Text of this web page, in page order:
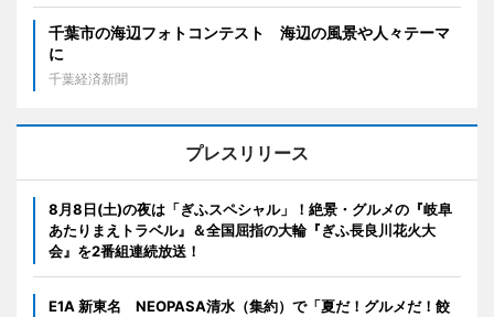
千葉市の海辺フォトコンテスト 海辺の風景や人々テーマ
に
千葉経済新聞
プレスリリース
8月8日(土)の夜は「ぎふスペシャル」！絶景・グルメの『岐阜
あたりまえトラベル』＆全国屈指の大輪『ぎふ長良川花火大
会』を2番組連続放送！
E1A 新東名 NEOPASA清水（集約）で「夏だ！グルメだ！餃